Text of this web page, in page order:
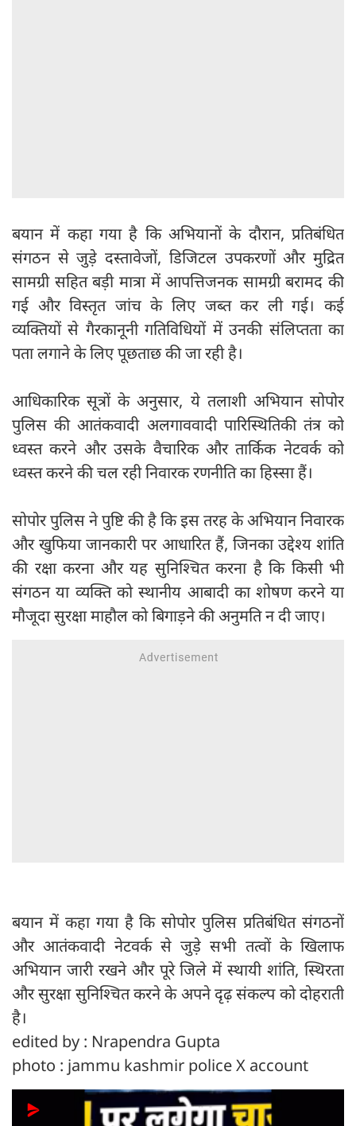
बयान में कहा गया है कि अभियानों के दौरान, प्रतिबंधित
संगठन से जुड़े दस्तावेजों, डिजिटल उपकरणों और मुद्रित
सामग्री सहित बड़ी मात्रा में आपत्तिजनक सामग्री बरामद की
गई और विस्तृत जांच के लिए जब्त कर ली गई। कई
व्यक्तियों से गैरकानूनी गतिविधियों में उनकी संलिप्तता का
पता लगाने के लिए पूछताछ की जा रही है।
आधिकारिक सूत्रों के अनुसार, ये तलाशी अभियान सोपोर
पुलिस की आतंकवादी अलगाववादी पारिस्थितिकी तंत्र को
ध्वस्त करने और उसके वैचारिक और तार्किक नेटवर्क को
ध्वस्त करने की चल रही निवारक रणनीति का हिस्सा हैं।
सोपोर पुलिस ने पुष्टि की है कि इस तरह के अभियान निवारक
और खुफिया जानकारी पर आधारित हैं, जिनका उद्देश्य शांति
की रक्षा करना और यह सुनिश्चित करना है कि किसी भी
संगठन या व्यक्ति को स्थानीय आबादी का शोषण करने या
मौजूदा सुरक्षा माहौल को बिगाड़ने की अनुमति न दी जाए।
बयान में कहा गया है कि सोपोर पुलिस प्रतिबंधित संगठनों
और आतंकवादी नेटवर्क से जुड़े सभी तत्वों के खिलाफ
अभियान जारी रखने और पूरे जिले में स्थायी शांति, स्थिरता
और सुरक्षा सुनिश्चित करने के अपने दृढ़ संकल्प को दोहराती
है।
edited by : Nrapendra Gupta
photo : jammu kashmir police X account